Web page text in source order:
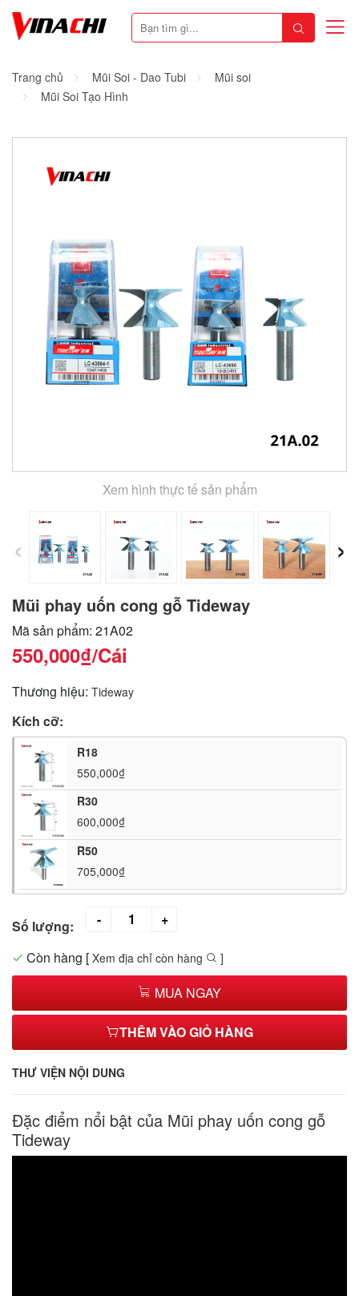
Trang chủ Mũi Soi - Dao Tubi
Mũi soi
Mũi Soi Tạo Hình
Xem hình thực tế sản phẩm
‹ ›
Mũi phay uốn cong gỗ Tideway
Mã sản phẩm: 21A02
550,000₫/Cái
Thương hiệu: Tideway
Kích cỡ:
R18
550,000₫
R30
600,000₫
R50
705,000₫
Số lượng:
Còn hàng [ Xem địa chỉ còn hàng ]
MUA NGAY
THÊM VÀO GIỎ HÀNG
THƯ VIỆN NỘI DUNG
Đặc điểm nổi bật của Mũi phay uốn cong gỗ
Tideway